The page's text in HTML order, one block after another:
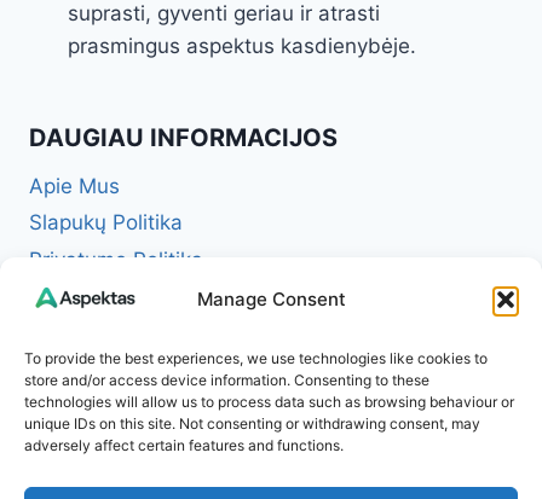
Manage Consent
To provide the best experiences, we use technologies like cookies to
store and/or access device information. Consenting to these
technologies will allow us to process data such as browsing behaviour or
unique IDs on this site. Not consenting or withdrawing consent, may
adversely affect certain features and functions.
suprasti, gyventi geriau ir atrasti
prasmingus aspektus kasdienybėje.
DAUGIAU INFORMACIJOS
Apie Mus
Slapukų Politika
Privatumo Politika
Redakcinė politika + Klaidų taisymo politika
Atsakomybės apribojimas (Disclaimer)
Naudojimosi taisyklės (Terms of Service)
Kontaktai